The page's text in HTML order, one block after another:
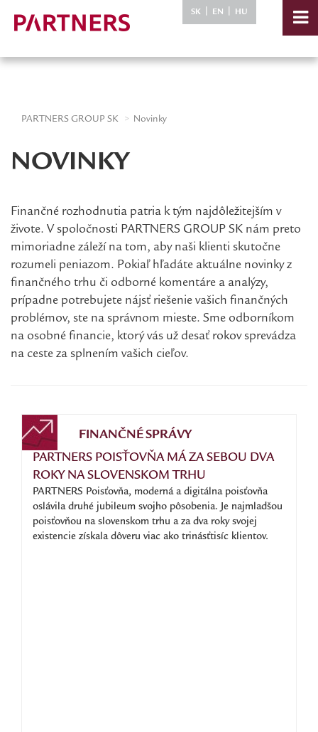
SK EN HU
PARTNERS GROUP SK Novinky
NOVINKY
Finančné rozhodnutia patria k tým najdôležitejším v
živote. V spoločnosti PARTNERS GROUP SK nám preto
mimoriadne záleží na tom, aby naši klienti skutočne
rozumeli peniazom. Pokiaľ hľadáte aktuálne novinky z
finančného trhu či odborné komentáre a analýzy,
prípadne potrebujete nájsť riešenie vašich finančných
problémov, ste na správnom mieste. Sme odborníkom
na osobné financie, ktorý vás už desať rokov sprevádza
na ceste za splnením vašich cieľov.
FINANČNÉ SPRÁVY
PARTNERS POISŤOVŇA MÁ ZA SEBOU DVA
ROKY NA SLOVENSKOM TRHU
PARTNERS Poisťovňa, moderná a digitálna poisťovňa
oslávila druhé jubileum svojho pôsobenia. Je najmladšou
poisťovňou na slovenskom trhu a za dva roky svojej
existencie získala dôveru viac ako trinásťtisíc klientov.